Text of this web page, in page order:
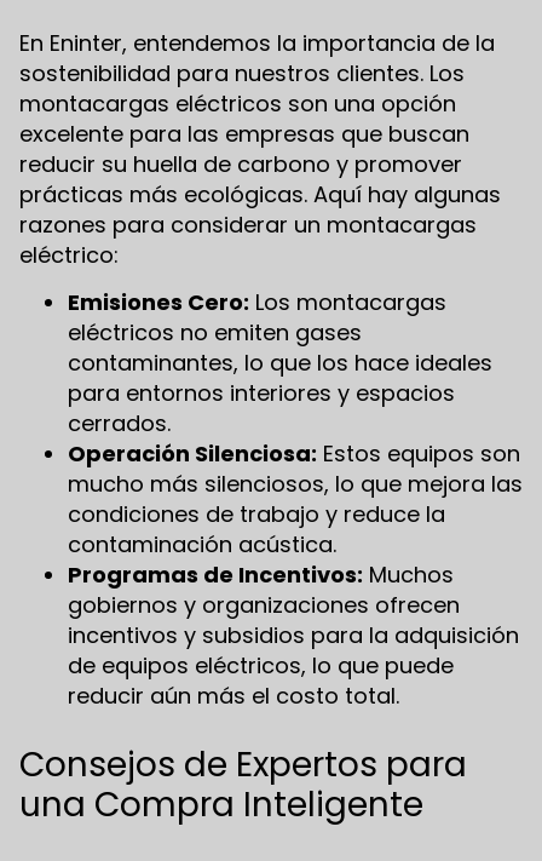
En Eninter, entendemos la importancia de la
sostenibilidad para nuestros clientes. Los
montacargas eléctricos son una opción
excelente para las empresas que buscan
reducir su huella de carbono y promover
prácticas más ecológicas. Aquí hay algunas
razones para considerar un montacargas
eléctrico:
Emisiones Cero: Los montacargas
eléctricos no emiten gases
contaminantes, lo que los hace ideales
para entornos interiores y espacios
cerrados.
Operación Silenciosa: Estos equipos son
mucho más silenciosos, lo que mejora las
condiciones de trabajo y reduce la
contaminación acústica.
Programas de Incentivos: Muchos
gobiernos y organizaciones ofrecen
incentivos y subsidios para la adquisición
de equipos eléctricos, lo que puede
reducir aún más el costo total.
Consejos de Expertos para
una Compra Inteligente